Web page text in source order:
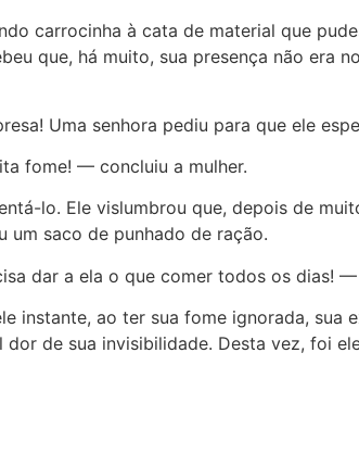
carrocinha à cata de material que
que, há muito, sua presença não era
Uma senhora pediu para que ele
fome! — concluiu a mulher.
lo. Ele vislumbrou que, depois de
um saco de punhado de ração.
dar a ela o que comer todos os dias!
instante, ao ter sua fome ignorada, sua
de sua invisibilidade. Desta vez, foi